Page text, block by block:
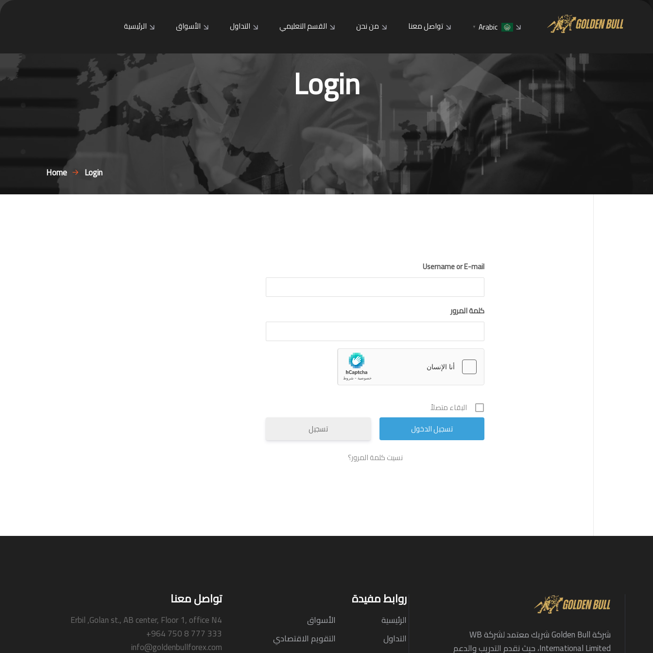
الرئيسية الأسواق التداول القسم التعليمي من نحن تواصل معنا Arabic
▼
Login
Home Login
Username or E-mail
كلمة المرور
البقاء متصلاً
تسجيل
نسيت كلمة المرور؟
شركة Golden Bull شريك معتمد لشركة WB
International Limited، حيث نقدم التدريب والدعم
روابط مفيدة
الرئيسية
الأسواق
التداول
التقويم الاقتصادي
تواصل معنا
Erbil ,Golan st., AB center, Floor 1, office N4
+964 750 8 777 333
info@goldenbullforex.com